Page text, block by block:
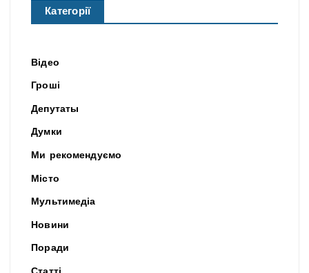
Категорії
Відео
Гроші
Депутаты
Думки
Ми рекомендуємо
Місто
Мультимедіа
Новини
Поради